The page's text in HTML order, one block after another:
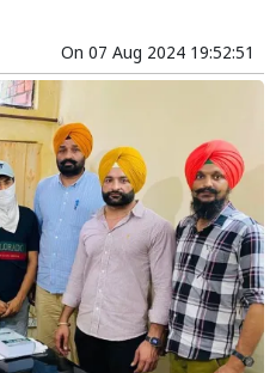
On 07 Aug 2024 19:52:51